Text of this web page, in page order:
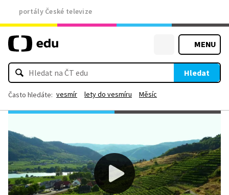
portály České televize
MENU
Hledat
Často hledáte: vesmír lety do vesmíru Měsíc